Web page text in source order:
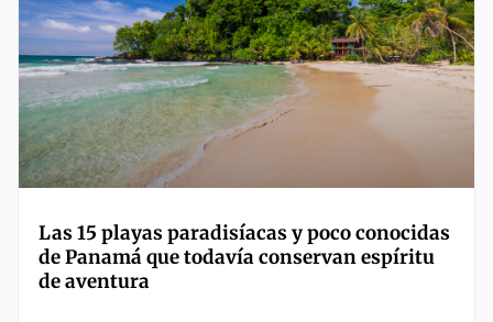
Las 15 playas paradisíacas y poco conocidas
de Panamá que todavía conservan espíritu
de aventura